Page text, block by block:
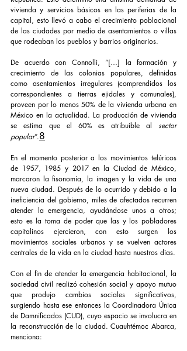
vivienda y servicios básicos en las periferias de la
capital, esto llevó a cabo el crecimiento poblacional
de las ciudades por medio de asentamientos o villas
que rodeaban los pueblos y barrios originarios.
De acuerdo con Connolli, “[…] la formación y
crecimiento de las colonias populares, definidas
como asentamientos irregulares (comprendidos los
correspondientes a tierras ejidales y comunales),
proveen por lo menos 50% de la vivienda urbana en
México en la actualidad. La producción de vivienda
se estima que el 60% es atribuible al sector
popular”.8
En el momento posterior a los movimientos telúricos
de 1957, 1985 y 2017 en la Ciudad de México,
marcaron la fisonomía, la imagen y la vida de una
nueva ciudad. Después de lo ocurrido y debido a la
ineficiencia del gobierno, miles de afectados recurren
atender la emergencia, ayudándose unos a otros;
esto es la toma de poder que las y los pobladores
capitalinos ejercieron, con esto surgen los
movimientos sociales urbanos y se vuelven actores
centrales de la vida en la ciudad hasta nuestros días.
Con el fin de atender la emergencia habitacional, la
sociedad civil realizó cohesión social y apoyo mutuo
que produjo cambios sociales significativos,
surgiendo hasta ese entonces la Coordinadora Única
de Damnificados (CUD), cuyo espacio se involucra en
la reconstrucción de la ciudad. Cuauhtémoc Abarca,
menciona: